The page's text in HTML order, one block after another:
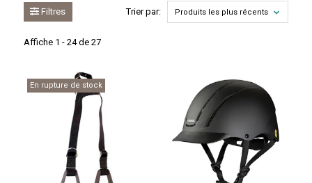
Filtres
Affiche 1 - 24 de 27
Trier par: Produits les plus récents
En rupture de stock